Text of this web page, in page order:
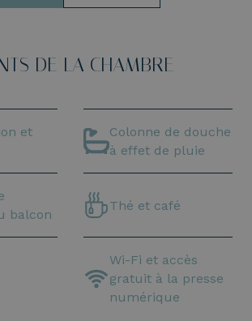
DE LA CHAMBRE
et
Colonne de douche
à effet de pluie
balcon
Thé et café
Wi-Fi et accès
gratuit à la presse
numérique